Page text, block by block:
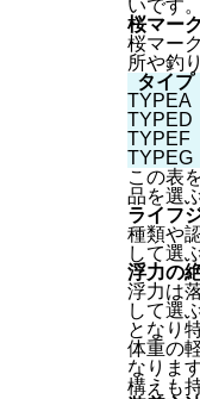
いです。
桜マー
桜マー
所や釣
タイプ
TYPEA
TYPED
TYPEF
TYPEG
この表
品を選
ライフ
種類や
して選
浮力の
浮力は
して選
となり
体重の
なりま
構えも